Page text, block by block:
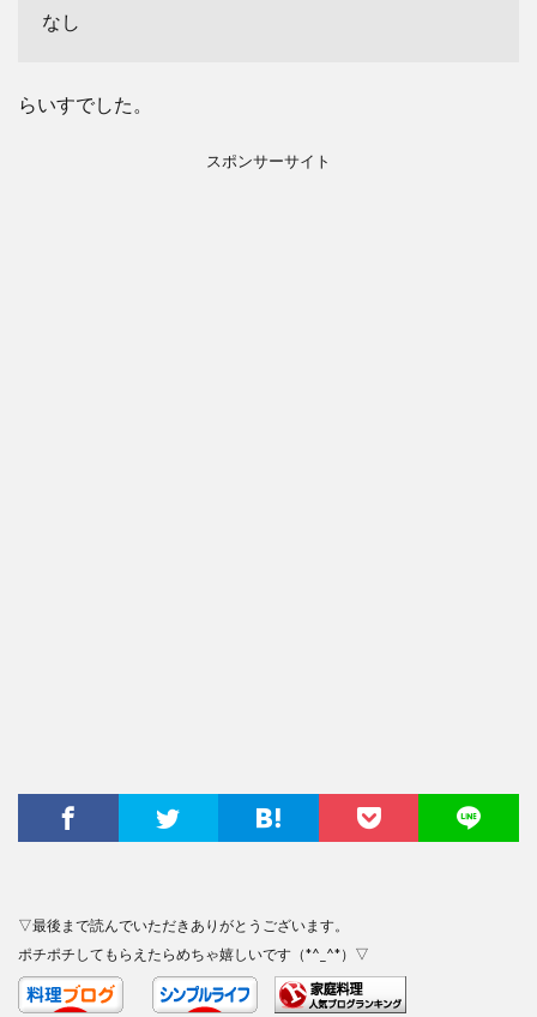
なし
らいすでした。
スポンサーサイト
▽最後まで読んでいただきありがとうございます。
ポチポチしてもらえたらめちゃ嬉しいです（*^_^*）▽